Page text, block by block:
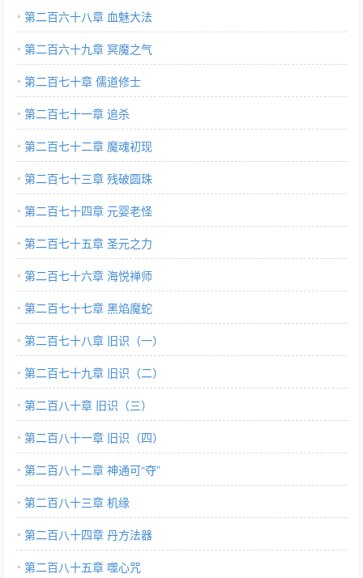
第二百六十八章 血魅大法
第二百六十九章 冥魔之气
第二百七十章 儒道修士
第二百七十一章 追杀
第二百七十二章 魔魂初现
第二百七十三章 残破圆珠
第二百七十四章 元婴老怪
第二百七十五章 圣元之力
第二百七十六章 海悦禅师
第二百七十七章 黑焰魔蛇
第二百七十八章 旧识（一）
第二百七十九章 旧识（二）
第二百八十章 旧识（三）
第二百八十一章 旧识（四）
第二百八十二章 神通可“夺”
第二百八十三章 机缘
第二百八十四章 丹方法器
第二百八十五章 噬心咒